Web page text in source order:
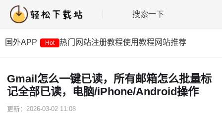
搜索一下
国外APP Hot 热门网站注册教程使用教程 网站推荐
Gmail怎么一键已读，所有邮箱怎么批量标
记全部已读，电脑/iPhone/Android操作
更新：2026-03-02 11:08